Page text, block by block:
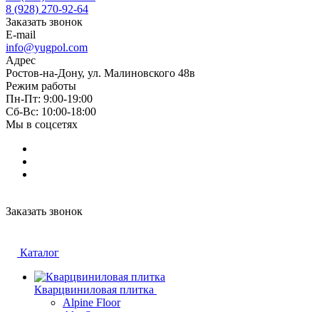
8 (928) 270-92-64
Заказать звонок
E-mail
info@yugpol.com
Адрес
Ростов-на-Дону, ул. Малиновского 48в
Режим работы
Пн-Пт: 9:00-19:00
Cб-Вс: 10:00-18:00
Мы в соцсетях
Заказать звонок
Каталог
Кварцвиниловая плитка
Alpine Floor